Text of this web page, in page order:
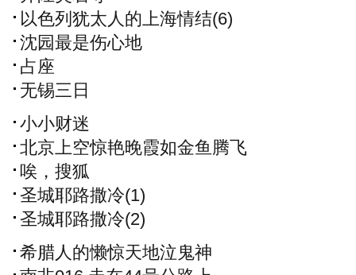
以色列犹太人的上海情结(6)
沈园最是伤心地
占座
无锡三日
小小财迷
北京上空惊艳晚霞如金鱼腾飞
唉，搜狐
圣城耶路撒冷(1)
圣城耶路撒冷(2)
希腊人的懒惊天地泣鬼神